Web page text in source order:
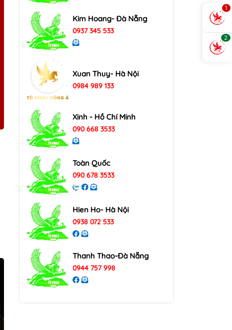
Kim Hoang- Đà Nẵng
0937 345 533
Xuan Thuy- Hà Nội
0984 989 133
Xinh - Hồ Chí Minh
090 668 3533
Toàn Quốc
090 678 3533
Hien Ho- Hà Nội
0938 072 533
Thanh Thao-Đà Nẵng
0944 757 998
1
2